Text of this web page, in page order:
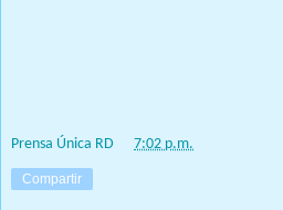
Prensa Única RD 7:02 p.m.
Compartir